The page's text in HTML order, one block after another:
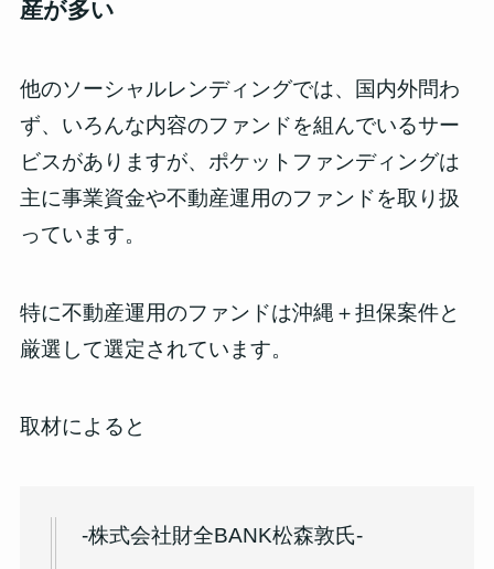
産が多い
他のソーシャルレンディングでは、国内外問わ
ず、いろんな内容のファンドを組んでいるサー
ビスがありますが、ポケットファンディングは
主に事業資金や不動産運用のファンドを取り扱
っています。
特に不動産運用のファンドは沖縄＋担保案件と
厳選 して選定されています。
取材によると
-株式会社財全BANK松森敦氏-